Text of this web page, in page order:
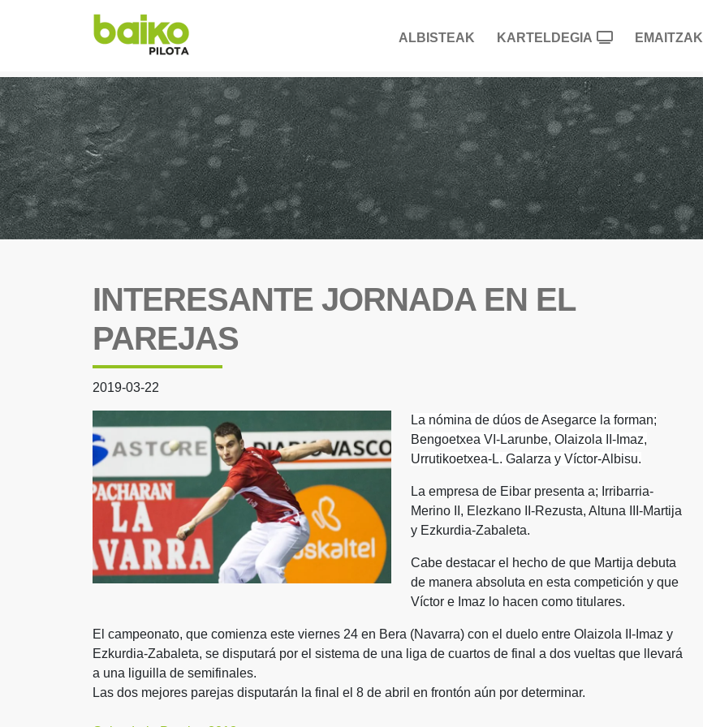
ALBISTEAK KARTELDEGIA EMAITZAK
INTERESANTE JORNADA EN EL
PAREJAS
2019-03-22
La nómina de dúos de Asegarce la forman;
Bengoetxea VI-Larunbe, Olaizola II-Imaz,
Urrutikoetxea-L. Galarza y Víctor-Albisu.
La empresa de Eibar presenta a; Irribarria-
Merino II, Elezkano II-Rezusta, Altuna III-Martija
y Ezkurdia-Zabaleta.
Cabe destacar el hecho de que Martija debuta
de manera absoluta en esta competición y que
Víctor e Imaz lo hacen como titulares.
El campeonato, que comienza este viernes 24 en Bera (Navarra) con el duelo entre Olaizola II-Imaz y
Ezkurdia-Zabaleta, se disputará por el sistema de una liga de cuartos de final a dos vueltas que llevará
a una liguilla de semifinales.
Las dos mejores parejas disputarán la final el 8 de abril en frontón aún por determinar.